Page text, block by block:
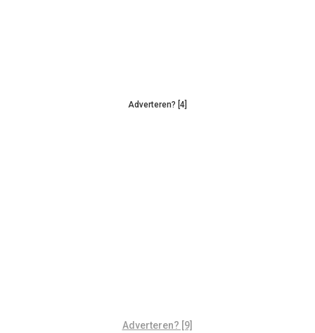
Adverteren? [4]
Adverteren? [9]